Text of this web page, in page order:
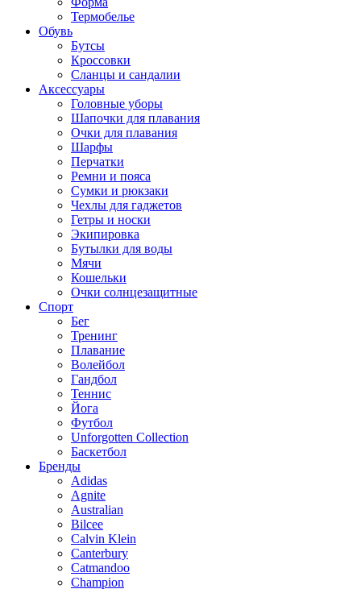
Термобелье
Обувь
Бутсы
Кроссовки
Сланцы и сандалии
Аксессуары
Головные уборы
Шапочки для плавания
Очки для плавания
Шарфы
Перчатки
Ремни и пояса
Сумки и рюкзаки
Чехлы для гаджетов
Гетры и носки
Экипировка
Бутылки для воды
Мячи
Кошельки
Очки солнцезащитные
Спорт
Бег
Тренинг
Плавание
Волейбол
Гандбол
Теннис
Йога
Футбол
Unforgotten Collection
Баскетбол
Бренды
Adidas
Agnite
Australian
Bilcee
Calvin Klein
Canterbury
Catmandoo
Champion